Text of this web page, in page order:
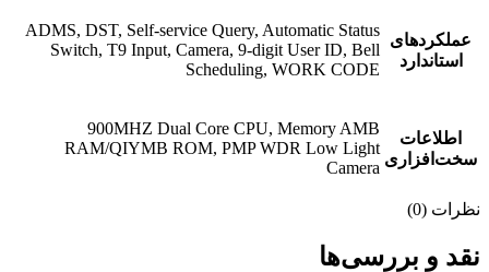
عملکردهای
استاندارد
ADMS, DST, Self-service Query, Automatic Status
Switch, T9 Input, Camera, 9-digit User ID, Bell
Scheduling, WORK CODE
اطلاعات
سخت‌افزاری
900MHZ Dual Core CPU, Memory AMB
RAM/QIYMB ROM, PMP WDR Low Light
Camera
نظرات (0)
نقد و بررسی‌ها